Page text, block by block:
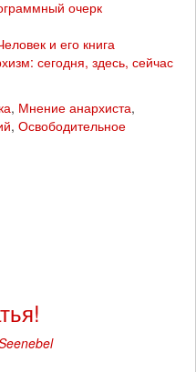
очерк
и его книга
сегодня, здесь, сейчас
, Мнение анархиста,
, Освободительное